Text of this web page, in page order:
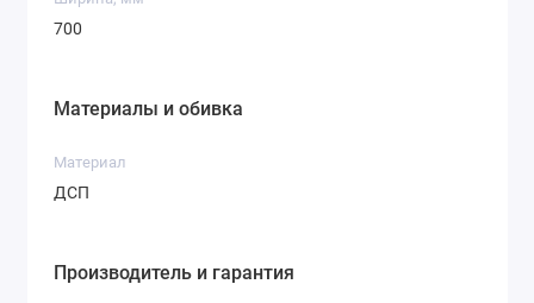
700
Материалы и обивка
Материал
ДСП
Производитель и гарантия